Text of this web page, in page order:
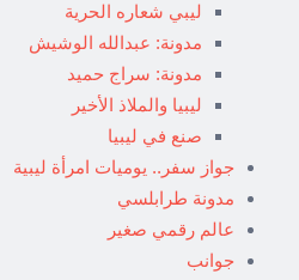
ليبي شعاره الحرية
مدونة: عبدالله الوشيش
مدونة: سراج حميد
ليبيا والملاذ الأخير
صنع في ليبيا
جواز سفر.. يوميات امرأة ليبية
مدونة طرابلسي
عالم رقمي صغير
جوانب